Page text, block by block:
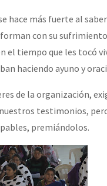
hace más fuerte al
con su
el tiempo que les tocó
haciendo ayuno y
de la organización,
testimonios,
premiándolos.